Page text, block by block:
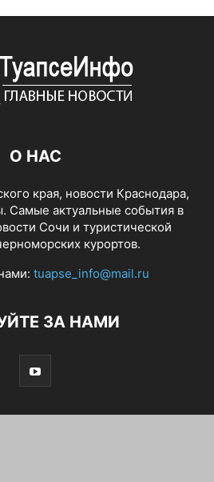
О НАС
края, новости Краснодара,
Самые актуальные события в
Сочи и туристической
курортов.
tuapse_info@mail.ru
ЗА НАМИ